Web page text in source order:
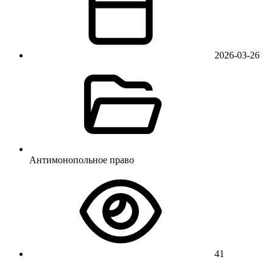
2026-03-26
Антимонопольное право
41